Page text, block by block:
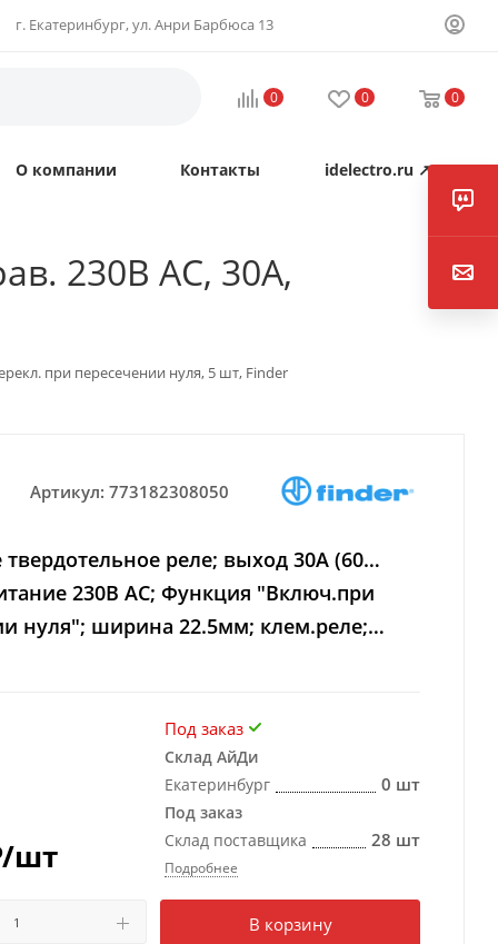
г. Екатеринбург, ул. Анри Барбюса 13
0 0 0
О компании Контакты idelectro.ru ↗
230В AC, 30A,
при пересечении нуля, 5 шт, Finder
Артикул: 773182308050
реле; выход 30А (60…
230В AC; Функция "Включ.при
нуля"; ширина 22.5мм; клем.реле;
/шт
Под заказ
Склад АйДи
Екатеринбург
0 шт
Под заказ
Склад поставщика
28 шт
Подробнее
В корзину